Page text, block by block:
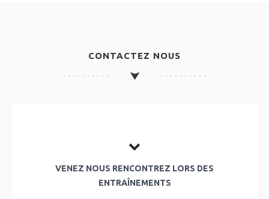
CONTACTEZ NOUS
VENEZ NOUS RENCONTREZ LORS DES
ENTRAÎNEMENTS